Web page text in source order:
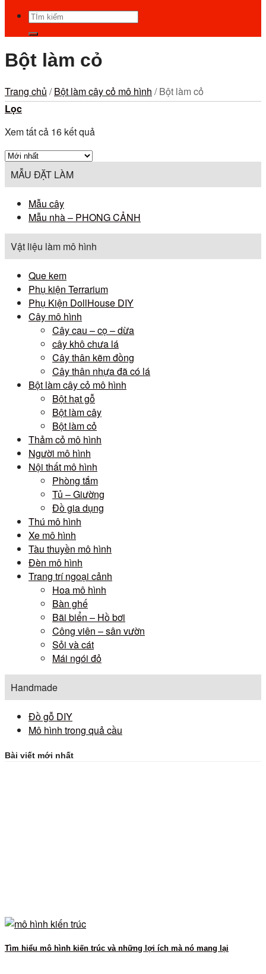
Bột làm cỏ
Trang chủ / Bột làm cây cỏ mô hình /Bột làm cỏ
Lọc
Xem tất cả 16 kết quả
MẪU ĐẶT LÀM
Mẫu cây
Mẫu nhà – PHONG CẢNH
Vật liệu làm mô hình
Que kem
Phụ kiện Terrarium
Phụ Kiện DollHouse DIY
Cây mô hình
Cây cau – cọ – dừa
cây khô chưa lá
Cây thân kẽm đồng
Cây thân nhựa đã có lá
Bột làm cây cỏ mô hình
Bột hạt gỗ
Bột làm cây
Bột làm cỏ
Thảm cỏ mô hình
Người mô hình
Nội thất mô hình
Phòng tắm
Tủ – Giường
Đồ gia dụng
Thú mô hình
Xe mô hình
Tàu thuyền mô hình
Đèn mô hình
Trang trí ngoại cảnh
Hoa mô hình
Bàn ghế
Bãi biển – Hồ bơi
Công viên – sân vườn
Sỏi và cát
Mái ngói đỏ
Handmade
Đồ gỗ DIY
Mô hình trong quả cầu
Bài viết mới nhất
Tìm hiểu mô hình kiến trúc và những lợi ích mà nó mang lại